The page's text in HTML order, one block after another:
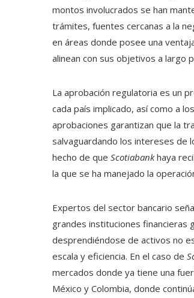
montos involucrados se han
trámites, fuentes cercanas a la
en áreas donde posee una
alinean con sus objetivos a largo
La aprobación regulatoria es un
cada país implicado, así como a
aprobaciones garantizan que la
salvaguardando los intereses de
hecho de que Scotiabankhaya
la que se ha manejado la
Expertos del sector bancario
grandes instituciones financieras
desprendiéndose de activos no
escala y eficiencia. En el caso de
mercados donde ya tiene una
México y Colombia, donde